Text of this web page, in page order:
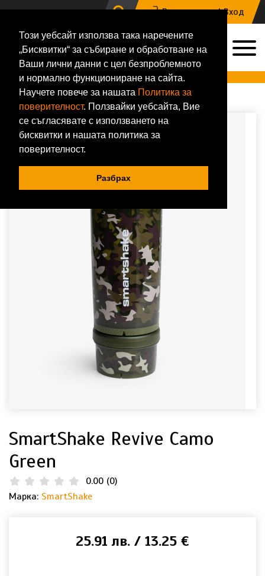
Този уебсайт използва така наречените
„Бисквитки“ за събиране и обработване на
Ваши лични данни с цел безпроблемното
и нормално функциониране на сайта.
Научете повече за нашата Политика за
поверителност. Ползвайки уебсайта, Вие
се съгласявате с използването на
бисквитки и нашата политика за
поверителност.
Разбрах
Регистрация | Вход
0884 133 648
Онлайн магазин за хранителни добавки и фитнес аксесоари
Начало Аксесоари Шейкъри SmartShake
SmartShake Revive Camo Green
SmartShake Revive Camo
Green
0.00 (0)
Марка: SmartShake
25.91 лв. / 13.25 €